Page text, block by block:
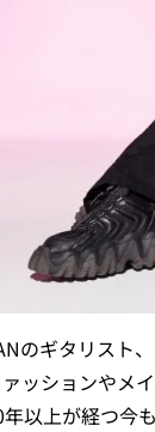
のギタリスト
ッションやメ
以上が経つ今